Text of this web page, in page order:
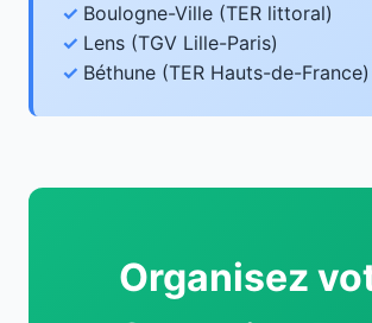
Boulogne-Ville (TER littoral)
Lens (TGV Lille-Paris)
Béthune (TER Hauts-de-France)
Organisez